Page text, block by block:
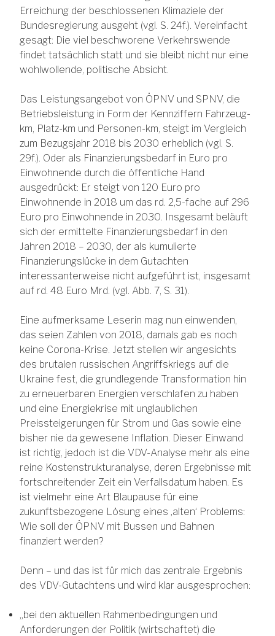
Erreichung der beschlossenen Klimaziele der
Bundesregierung ausgeht (vgl. S. 24f.). Vereinfacht
gesagt: Die viel beschworene Verkehrswende
findet tatsächlich statt und sie bleibt nicht nur eine
wohlwollende, politische Absicht.
Das Leistungsangebot von ÖPNV und SPNV, die
Betriebsleistung in Form der Kennziffern Fahrzeug-
km, Platz-km und Personen-km, steigt im Vergleich
zum Bezugsjahr 2018 bis 2030 erheblich (vgl. S.
29f.). Oder als Finanzierungsbedarf in Euro pro
Einwohnende durch die öffentliche Hand
ausgedrückt: Er steigt von 120 Euro pro
Einwohnende in 2018 um das rd. 2,5-fache auf 296
Euro pro Einwohnende in 2030. Insgesamt beläuft
sich der ermittelte Finanzierungsbedarf in den
Jahren 2018 – 2030, der als kumulierte
Finanzierungslücke in dem Gutachten
interessanterweise nicht aufgeführt ist, insgesamt
auf rd. 48 Euro Mrd. (vgl. Abb. 7, S. 31).
Eine aufmerksame Leserin mag nun einwenden,
das seien Zahlen von 2018, damals gab es noch
keine Corona-Krise. Jetzt stellen wir angesichts
des brutalen russischen Angriffskriegs auf die
Ukraine fest, die grundlegende Transformation hin
zu erneuerbaren Energien verschlafen zu haben
und eine Energiekrise mit unglaublichen
Preissteigerungen für Strom und Gas sowie eine
bisher nie da gewesene Inflation. Dieser Einwand
ist richtig, jedoch ist die VDV-Analyse mehr als eine
reine Kostenstrukturanalyse, deren Ergebnisse mit
fortschreitender Zeit ein Verfallsdatum haben. Es
ist vielmehr eine Art Blaupause für eine
zukunftsbezogene Lösung eines ‚alten‘ Problems:
Wie soll der ÖPNV mit Bussen und Bahnen
finanziert werden?
Denn – und das ist für mich das zentrale Ergebnis
des VDV-Gutachtens und wird klar ausgesprochen:
„bei den aktuellen Rahmenbedingungen und
Anforderungen der Politik (wirtschaftet) die